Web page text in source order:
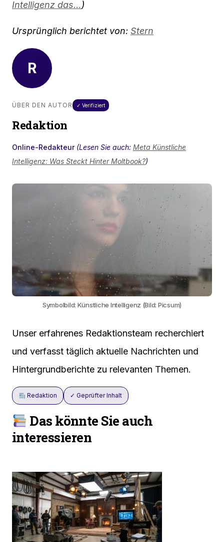
Intelligenz das…)
Ursprünglich berichtet von: Stern
R
ÜBER DEN AUTOR ✓ Verifiziert
Redaktion
Online-Redakteur (Lesen Sie auch: Meta Künstliche
Intelligenz: Was Steckt Hinter Moltbook?)
Symbolbild: Künstliche Intelligenz (Bild: Picsum)
Unser erfahrenes Redaktionsteam recherchiert
und verfasst täglich aktuelle Nachrichten und
Hintergrundberichte zu relevanten Themen.
Redaktion ✓ Geprüfter Inhalt
Das könnte Sie auch
interessieren